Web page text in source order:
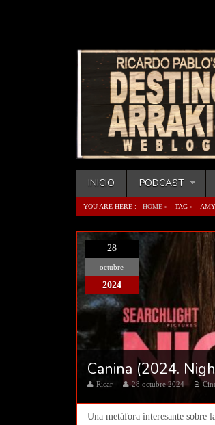
INICIO PODCAST
YOU ARE HERE : HOME » TAG »
28
octubre
2024
Canina (2024.
Ricar 28 octubre 2024
Una metáfora interesante